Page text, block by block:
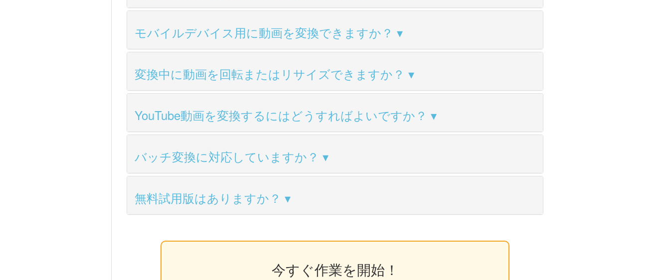
モバイルデバイス用に動画を変換できますか？
変換中に動画を回転またはリサイズできますか？
YouTube動画を変換するにはどうすればよいですか？
バッチ変換に対応していますか？
無料試用版はありますか？
今すぐ作業を開始！